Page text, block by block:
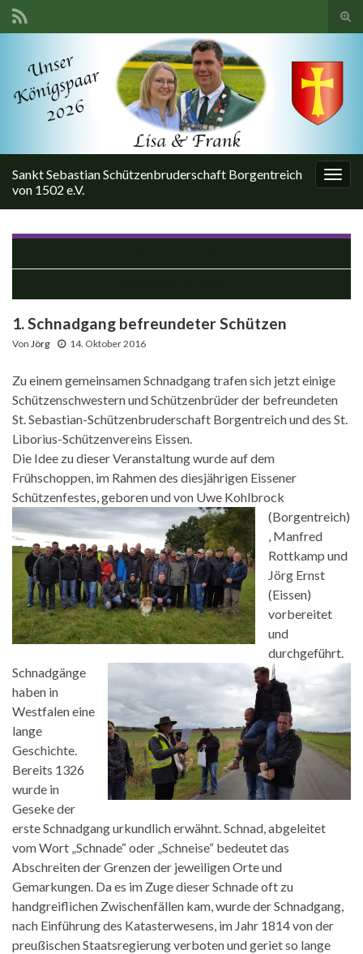
Search for:
Sankt Sebastian Schützenbruderschaft Borgentreich
von 1502 e.V.
1. Schnadgang befreundeter Schützen
Von Jörg 14. Oktober 2016
Zu einem gemeinsamen Schnadgang trafen sich jetzt einige
Schützenschwestern und Schützenbrüder der befreundeten
St. Sebastian-Schützenbruderschaft Borgentreich und des St.
Liborius-Schützenvereins Eissen.
Die Idee zu dieser Veranstaltung wurde auf dem
Frühschoppen, im Rahmen des diesjährigen Eissener
Schützenfestes, geborenund von Uwe Kohlbrock
(Borgentreich)
, Manfred
Rottkamp und
Jörg Ernst
(Eissen)
vorbereitet
und
durchgeführt.
Schnadgänge
haben in
Westfalen eine
lange
Geschichte.
Bereits 1326
wurde in
Geseke der
erste Schnadgang urkundlich erwähnt. Schnad, abgeleitet
vom Wort „Schnade“ oder „Schneise“ bedeutet das
Abschreiten der Grenzen der jeweiligen Orte und
Gemarkungen. Da es im Zuge dieser Schnade oft zu
handgreiflichen Zwischenfällen kam, wurde der Schnadgang,
nach Einführung des Katasterwesens, im Jahr 1814 von der
preußischen Staatsregierung verboten und geriet so lange